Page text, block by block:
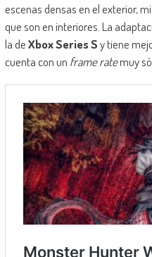
escenas densas en el exterior,
que son en interiores. La
la deXbox Series Sy tiene
cuenta con un frame ratemuy